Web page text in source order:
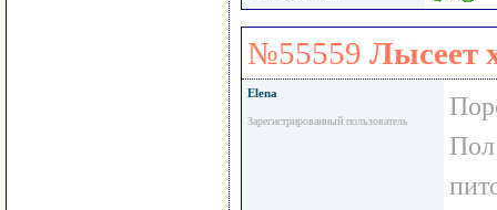
№55559 Лысеет
Elena
Зарегистрированный пользователь